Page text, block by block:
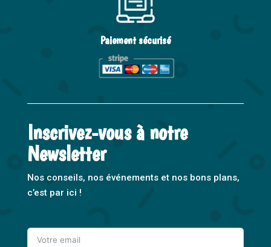
Paiement sécurisé
Inscrivez-vous à notre
Newsletter
Nos conseils, nos événements et nos bons plans,
c’est par ici !